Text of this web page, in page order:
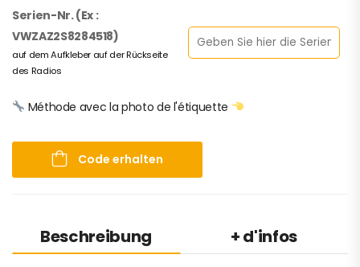
Serien-Nr. (Ex :
VWZAZ2S8284518)
auf dem Aufkleber auf der Rückseite
des Radios
Méthode avec la photo de l'étiquette
Code erhalten
Beschreibung + d'infos